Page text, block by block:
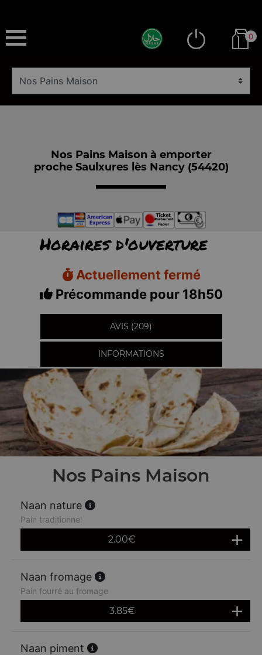
0
Nos Pains Maison à emporter
proche Saulxures lès Nancy (54420)
Horaires d'ouverture
Actuellement fermé
Précommande pour 18h50
AVIS (209)
INFORMATIONS
Nos Pains Maison
Naan nature
Pain traditionnel
2.00€
Naan fromage
Pain fourré au fromage
3.85€
Naan piment